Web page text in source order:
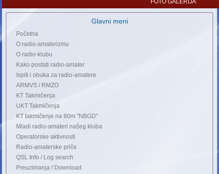
FOTO GALERIJA
Glavni meni
Početna
O radio-amaterizmu
O radio-klubu
Kako postati radio-amater
Ispiti i obuka za radio-amatere
ARMVS / RMZO
KT Takmičenja
UKT Takmičenja
KT takmičenje na 80m "NBGD"
Mladi radio-amateri našeg kluba
Operatorske aktivnosti
Radio-amaterske priče
QSL Info / Log search
Preuzimanja / Download